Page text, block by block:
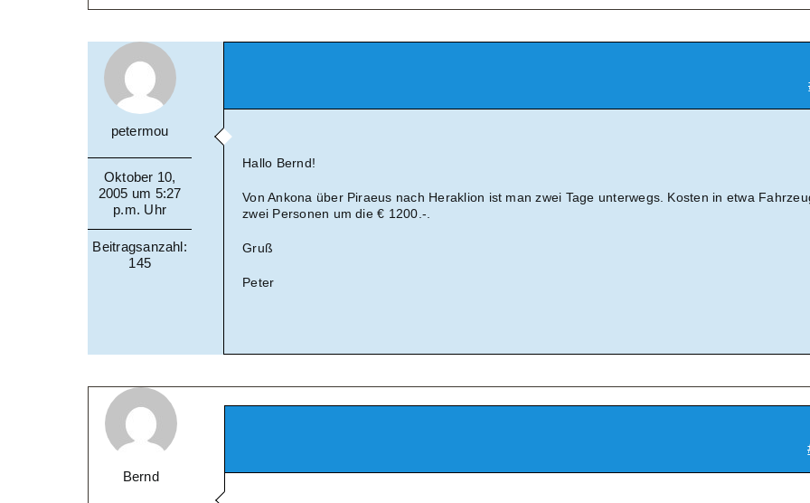
petermou
Oktober 10,
2005 um 5:27
p.m. Uhr
Beitragsanzahl:
145
Hallo Bernd!
Von Ankona über Piraeus nach Heraklion ist man zwei Tage unterwegs. Kosten in etwa
zwei Personen um die € 1200.-.
Gruß
Peter
Bernd